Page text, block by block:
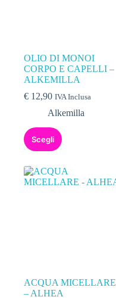
OLIO DI MONOI
CORPO E CAPELLI –
ALKEMILLA
€ 12,90 IVA Inclusa
Alkemilla
Scegli
ACQUA MICELLARE
– ALHEA